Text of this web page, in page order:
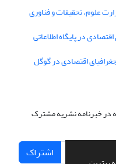
علوم، تحقیقات و فناوری
در پایگاه اطلاعاتی
اقتصادی در گوگل
در خبرنامه نشریه مشترک
اشتراک